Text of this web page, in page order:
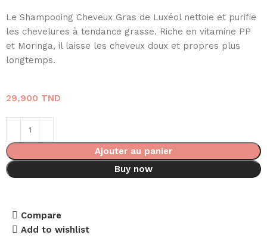
Le Shampooing Cheveux Gras de Luxéol nettoie et purifie
les chevelures à tendance grasse. Riche en vitamine PP
et Moringa, il laisse les cheveux doux et propres plus
longtemps.
29,900 TND
Ajouter au panier
Buy now
Compare
Add to wishlist